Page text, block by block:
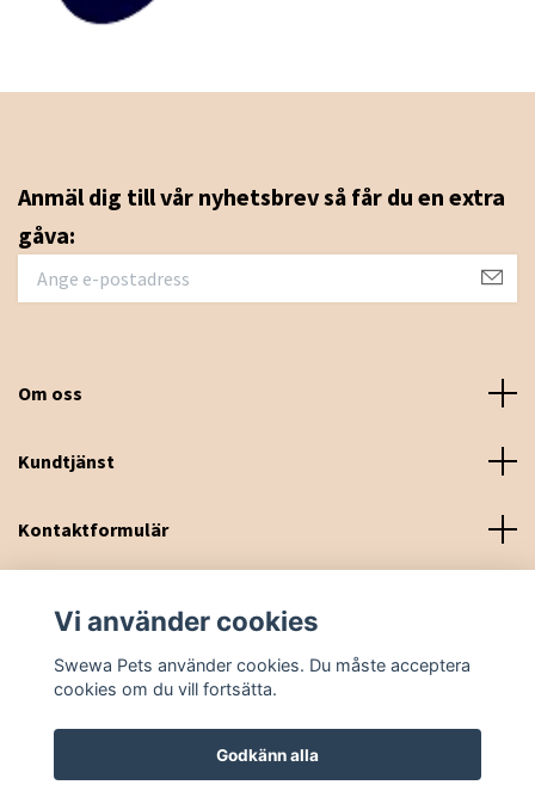
Anmäl dig till vår nyhetsbrev så får du en extra
gåva:
Om oss
Kundtjänst
Kontaktformulär
Vi använder cookies
Swewa Pets använder cookies. Du måste acceptera
cookies om du vill fortsätta.
Godkänn alla